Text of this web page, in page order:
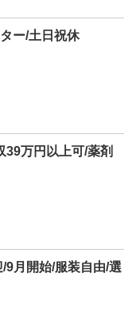
ー/土日祝休
39万円以上可/薬剤
9月開始/服装自由/選